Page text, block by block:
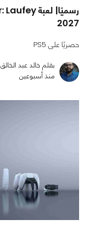
2027
حصريًا على PS5
بقلم خالد عبد الخالق
منذ أسبوعين